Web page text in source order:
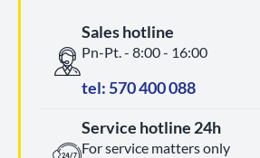
Sales hotline
Pn-Pt. - 8:00 - 16:00
tel: 570 400 088
Service hotline 24h
For service matters only